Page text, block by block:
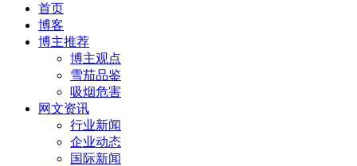
首页
博客
博主推荐
博主观点
雪茄品鉴
吸烟危害
网文资讯
行业新闻
企业动态
国际新闻